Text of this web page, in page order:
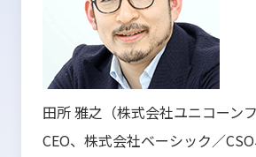
田所 雅之（株式会社ユニコーン
CEO、株式会社ベーシック／